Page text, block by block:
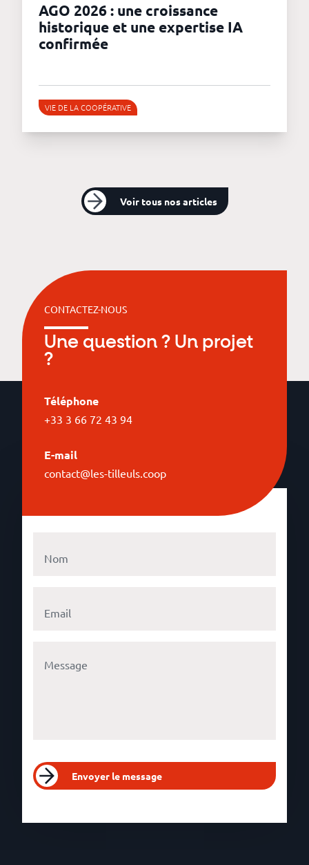
AGO 2026 : une croissance
historique et une expertise IA
confirmée
VIE DE LA COOPÉRATIVE
Voir tous nos articles
CONTACTEZ-NOUS
Une question ? Un projet
?
Téléphone
+33 3 66 72 43 94
E-mail
contact@les-tilleuls.coop
Envoyer le message